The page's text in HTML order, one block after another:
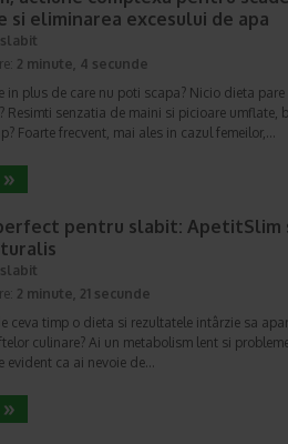
si eliminarea excesului de apa
2 minute, 4 secunde
in plus de care nu poti scapa? Nicio dieta pare
Resimti senzatia de maini si picioare umflate,
Foarte frecvent, mai ales in cazul femeilor,…
pentru slabit: ApetitSlim
2 minute, 21 secunde
ceva timp o dieta si rezultatele intârzie sa
culinare? Ai un metabolism lent si
evident ca ai nevoie de…